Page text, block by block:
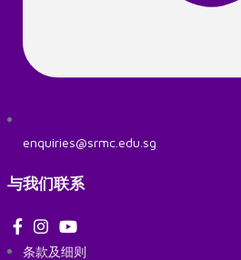
enquiries@srmc.edu.sg
与我们联系
条款及细则